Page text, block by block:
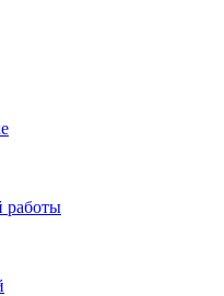
работы